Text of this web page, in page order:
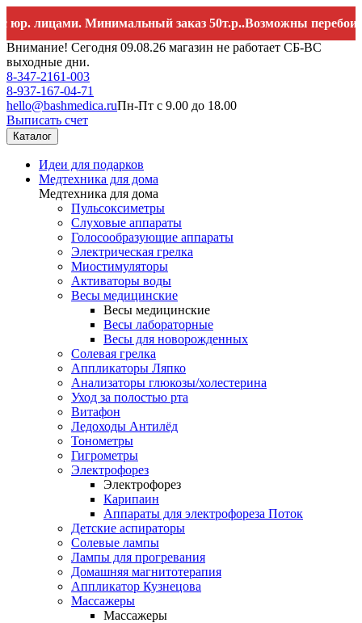
Минимальный заказ 50т.р..Возможны перебои со
Внимание! Сегодня 09.08.26 магазин не работает СБ-ВС
выходные дни.
8-347-2161-003
8-937-167-04-71
hello@bashmedica.ruПн-Пт с 9.00 до 18.00
Выписать счет
Каталог
Идеи для подарков
Медтехника для дома
Медтехника для дома
Пульсоксиметры
Слуховые аппараты
Голосообразующие аппараты
Электрическая грелка
Миостимуляторы
Активаторы воды
Весы медицинские
Весы медицинские
Весы лабораторные
Весы для новорожденных
Солевая грелка
Аппликаторы Ляпко
Анализаторы глюкозы/холестерина
Уход за полостью рта
Витафон
Ледоходы Антилёд
Тонометры
Гигрометры
Электрофорез
Электрофорез
Карипаин
Аппараты для электрофореза Поток
Детские аспираторы
Солевые лампы
Лампы для прогревания
Домашняя магнитотерапия
Аппликатор Кузнецова
Массажеры
Массажеры